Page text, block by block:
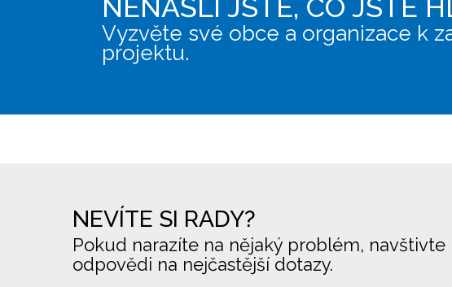
NENAŠLI JSTE, CO JSTE
Vyzvěte své obce a organizace k
projektu.
NEVÍTE SI RADY?
Pokud narazíte na nějaký problém, navštivte
odpovědi na nejčastější dotazy.